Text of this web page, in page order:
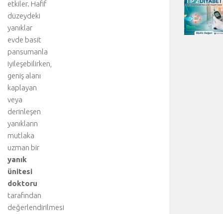
etkiler. Hafif
düzeydeki
yanıklar
evde basit
pansumanla
iyileşebilirken,
geniş alanı
kaplayan
veya
derinleşen
yanıkların
mutlaka
uzman bir
yanık
ünitesi
doktoru
tarafından
değerlendirilmesi